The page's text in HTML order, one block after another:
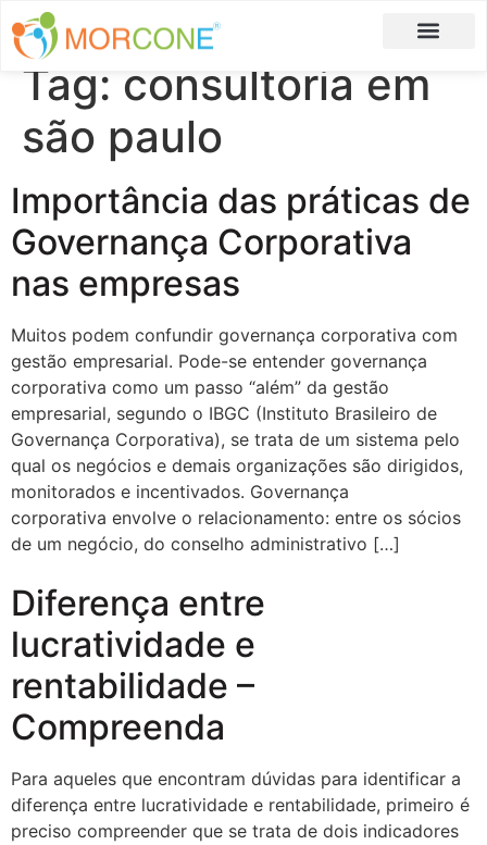
Tag: consultoria em
são paulo
Importância das práticas de
Governança Corporativa
nas empresas
Muitos podem confundir governança corporativa com
gestão empresarial. Pode-se entender governança
corporativa como um passo “além” da gestão
empresarial, segundo o IBGC (Instituto Brasileiro de
Governança Corporativa), se trata de um sistema pelo
qual os negócios e demais organizações são dirigidos,
monitorados e incentivados. Governança
corporativa envolve o relacionamento: entre os sócios
de um negócio, do conselho administrativo […]
Diferença entre
lucratividade e
rentabilidade –
Compreenda
Para aqueles que encontram dúvidas para identificar a
diferença entre lucratividade e rentabilidade, primeiro é
preciso compreender que se trata de dois indicadores